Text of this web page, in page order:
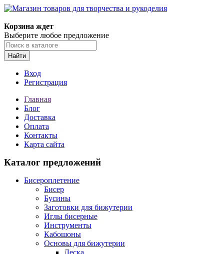
Корзина ждет
Выберите любое предложение
Найти
Вход
Регистрация
Главная
Блог
Доставка
Оплата
Контакты
Карта сайта
Каталог предложений
Бисероплетение
Бисер
Бусины
Заготовки для бижутерии
Иглы бисерные
Инструменты
Кабошоны
Основы для бижутерии
Леска